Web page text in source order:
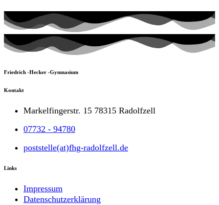
Friedrich -Hecker -Gymnasium
Kontakt
Markelfingerstr. 15 78315 Radolfzell
07732 - 94780
poststelle(at)fhg-radolfzell.de
Links
Impressum
Datenschutzerklärung